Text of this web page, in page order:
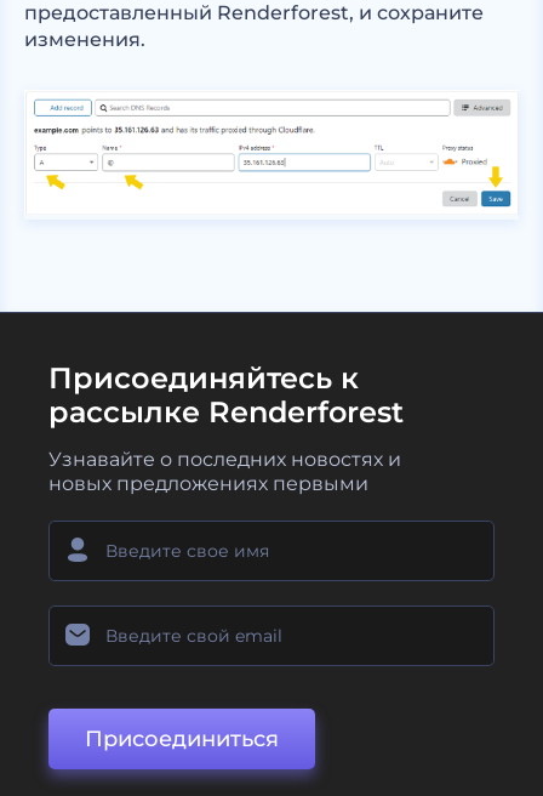
предоставленный Renderforest, и сохраните
изменения.
Присоединяйтесь к
рассылке Renderforest
Узнавайте о последних новостях и
новых предложениях первыми
Присоединиться